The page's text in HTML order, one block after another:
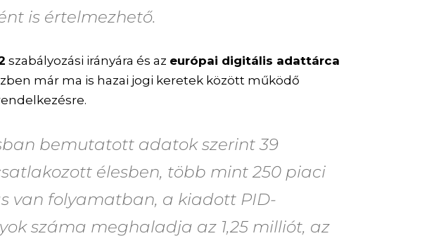
is értelmezhető.
szabályozási irányára és az európai digitális adattárca
már ma is hazai jogi keretek között működő
bemutatott adatok szerint 39
élesben, több mint 250 piaci
van folyamatban, a kiadott PID-
száma meghaladja az 1,25 milliót, az